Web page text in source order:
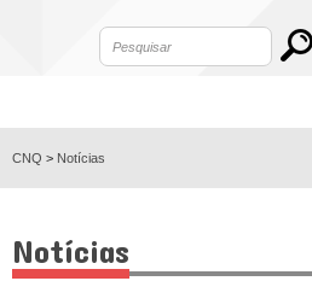
CNQ > Notícias
Notícias